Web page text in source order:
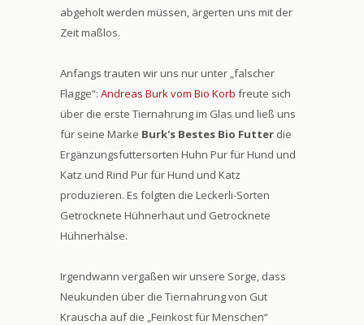
abgeholt werden müssen, ärgerten uns mit der
Zeit maßlos.
Anfangs trauten wir uns nur unter „falscher
Flagge“: Andreas Burk vom Bio Korb freute sich
über die erste Tiernahrung im Glas und ließ uns
für seine Marke Burk's Bestes Bio Futterdie
Ergänzungsfuttersorten Huhn Pur für Hund und
Katz und Rind Pur für Hund und Katz
produzieren. Es folgten die Leckerli-Sorten
Getrocknete Hühnerhaut und Getrocknete
Hühnerhälse.
Irgendwann vergaßen wir unsere Sorge, dass
Neukunden über die Tiernahrung von Gut
Krauscha auf die „Feinkost für Menschen“